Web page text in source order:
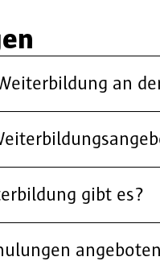
an
gibt es?